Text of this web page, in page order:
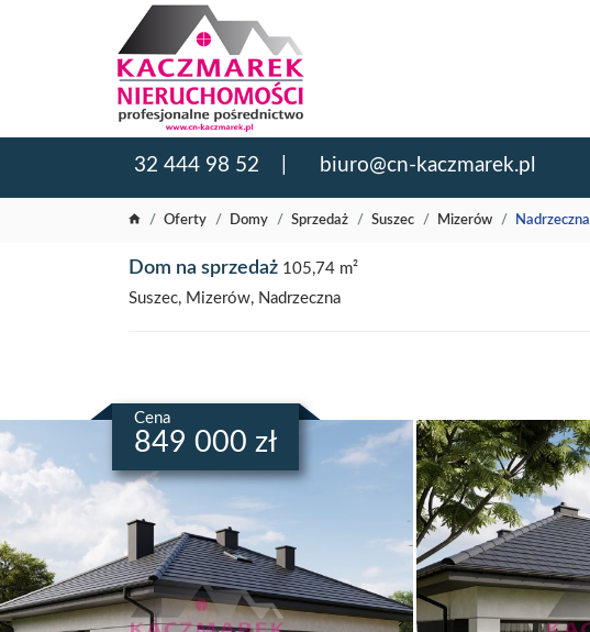
32 444 98 52 biuro@cn-kaczmarek.pl
Oferty Domy Sprzedaż Suszec Mizerów Nadrzeczna
Dom na sprzedaż 105,74 m²
Suszec, Mizerów, Nadrzeczna
Cena
849 000 zł